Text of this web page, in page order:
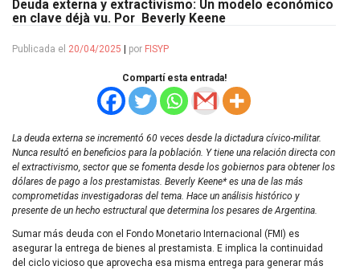
Deuda externa y extractivismo: Un modelo económico
en clave déjà vu. Por Beverly Keene
Publicada el 20/04/2025 por FISYP
Compartí esta entrada!
La deuda externa se incrementó 60 veces desde la dictadura cívico-militar.
Nunca resultó en beneficios para la población. Y tiene una relación directa con
el extractivismo, sector que se fomenta desde los gobiernos para obtener los
dólares de pago a los prestamistas. Beverly Keene* es una de las más
comprometidas investigadoras del tema. Hace un análisis histórico y
presente de un hecho estructural que determina los pesares de Argentina.
Sumar más deuda con el Fondo Monetario Internacional (FMI) es
asegurar la entrega de bienes al prestamista. E implica la continuidad
del ciclo vicioso que aprovecha esa misma entrega para generar más